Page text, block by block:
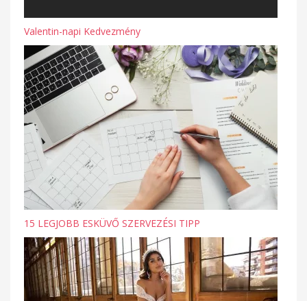
Valentin-napi Kedvezmény
15 LEGJOBB ESKÜVŐ SZERVEZÉSI TIPP